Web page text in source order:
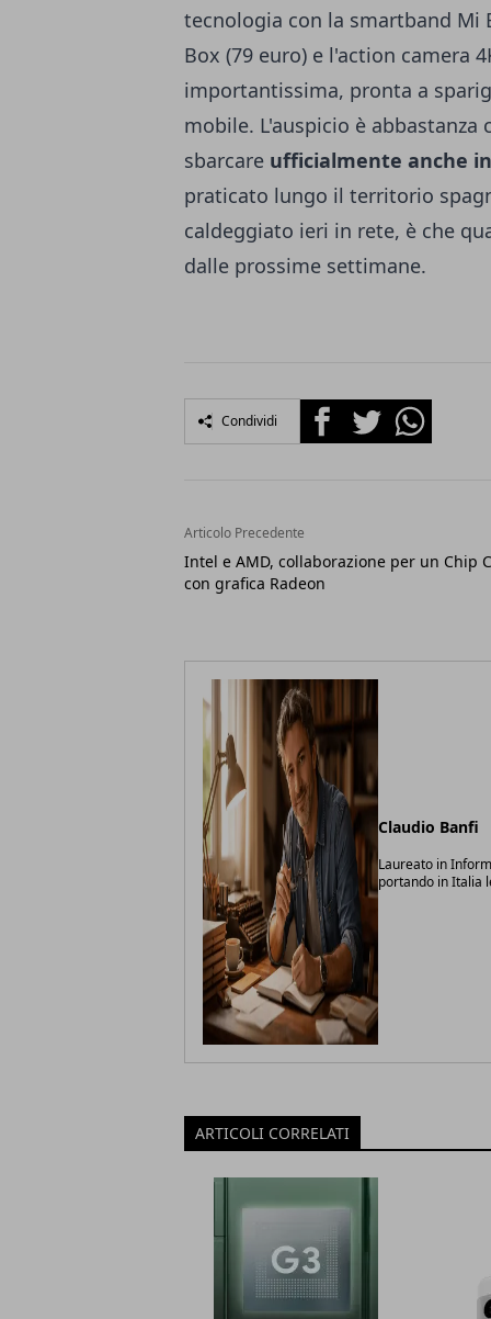
tecnologia con la smartband Mi
Box (79 euro) e l'action camera
importantissima, pronta a
mobile. L'auspicio è abbastanza
sbarcare ufficialmente anche
praticato lungo il territorio
caldeggiato ieri in rete, è che
dalle prossime settimane.
Condividi FacebookTwitterWhatsapp
Articolo Precedente
Intel e AMD, collaborazione per un Chip
con grafica Radeon
Claudio Banfi
Laureato in
portando in Italia
ARTICOLI CORRELATI